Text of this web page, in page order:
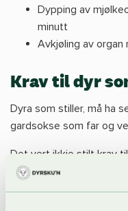
Dypping av
minutt
Avkjøling av
Krav til dyr
Dyra som stiller, må ha
gardsokse som far og
Det vert ikkje stilt krav
dømde.